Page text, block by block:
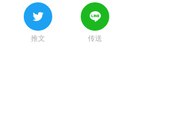
推文 传送